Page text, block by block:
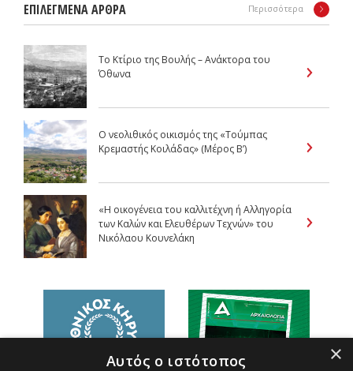
ΕΠΙΛΕΓΜΕΝΑ ΑΡΘΡΑ Περισσότερα
Το Κτίριο της Βουλής – Ανάκτορα του
Όθωνα
Ο νεολιθικός οικισμός της «Τούμπας
Κρεμαστής Κοιλάδας» (Μέρος B’)
«Η οικογένεια του καλλιτέχνη ή Αλληγορία
των Καλών και Ελευθέρων Τεχνών» του
Νικόλαου Κουνελάκη
×
Αυτός ο ιστότοπος